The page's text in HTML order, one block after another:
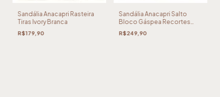
Sandália Anacapri Rasteira
Tiras Ivory Branca
R$179,90
Sandália Anacapri Salto
Bloco Gáspea Recortes
Roxa
R$249,90